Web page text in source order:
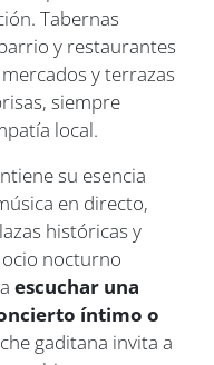
Tabernas
y restaurantes
y terrazas
siempre
local.
su esencia
en directo,
históricas y
nocturno
escuchar una
íntimo o
gaditana invita a